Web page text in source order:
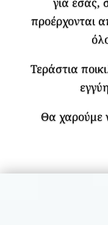
προέρχονται
Τεράστια
Θα χαρούμε